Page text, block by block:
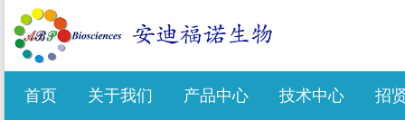
首页 关于我们 产品中心 技术中心 招